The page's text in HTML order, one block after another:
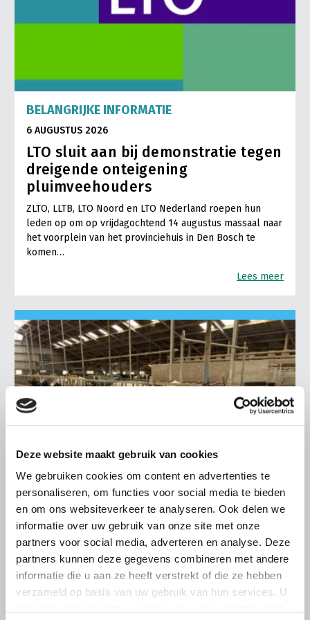
Deze website maakt gebruik van cookies
We gebruiken cookies om content en advertenties te
personaliseren, om functies voor social media te bieden
en om ons websiteverkeer te analyseren. Ook delen we
informatie over uw gebruik van onze site met onze
partners voor social media, adverteren en analyse. Deze
partners kunnen deze gegevens combineren met andere
informatie die u aan ze heeft verstrekt of die ze hebben
verzameld op basis van uw gebruik van hun services. U
BELANGRIJKE INFORMATIE
6 AUGUSTUS 2026
LTO sluit aan bij demonstratie tegen
dreigende onteigening
pluimveehouders
ZLTO, LLTB, LTO Noord en LTO Nederland roepen hun
leden op om op vrijdagochtend 14 augustus massaal naar
het voorplein van het provinciehuis in Den Bosch te
komen…
Lees meer
6 AUGUSTUS 2026
Kamerlid Goudzwaard (JA21)
bezoekt melkveehouderij in